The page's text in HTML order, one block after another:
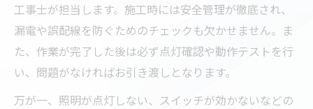
工事士が担当します。施工時には安全管理が徹底され、
漏電や誤配線を防ぐためのチェックも欠かせません。ま
た、作業が完了した後は必ず点灯確認や動作テストを行
い、問題がなければお引き渡しとなります。
万が一、照明が点灯しない、スイッチが効かないなどの